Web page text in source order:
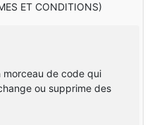
ET CONDITIONS)
morceau de code qui
ou supprime des